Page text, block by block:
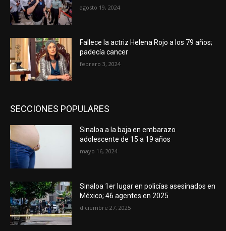
agosto 19, 2024
Fallece la actriz Helena Rojo a los 79 años;
padecía cancer
febrero 3, 2024
SECCIONES POPULARES
Sinaloa a la baja en embarazo
adolescente de 15 a 19 años
mayo 16, 2024
Sinaloa 1er lugar en policías asesinados en
México; 46 agentes en 2025
diciembre 27, 2025